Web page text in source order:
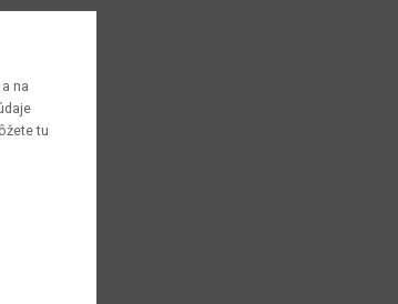
na
tu